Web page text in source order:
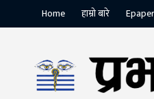
Home हाम्रो बारे Epaper